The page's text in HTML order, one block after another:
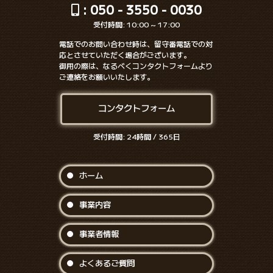
: 050 - 3550 - 0030
受付時間: 10:00 ~ 17:00
電話でのお問い合わせ時は、留守番電話での対
応とさせていただく場合がございます。
御用の際は、なるべくコンタクトフォームより
ご連絡をお願いいたします。
コンタクトフォーム
受付時間: 24時間 / 365日
ホーム
事業内容
事業者情報
よくあるご質問